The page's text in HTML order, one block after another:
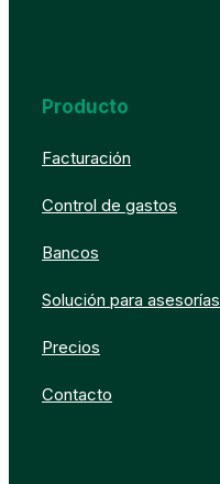
Producto
Facturación
Control de gastos
Bancos
Solución para asesorías
Precios
Contacto